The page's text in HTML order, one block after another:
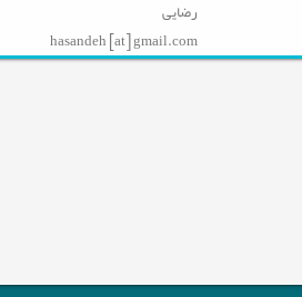
رضایی
hasandeh [at] gmail.com